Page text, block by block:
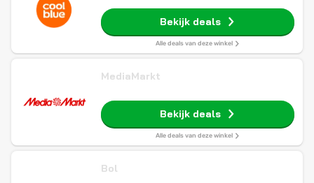
Bekijk deals
Alle deals van deze winkel
MediaMarkt
Bekijk deals
Alle deals van deze winkel
Bol